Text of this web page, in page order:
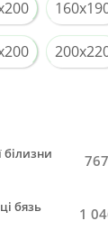
білизни
767
бязь
1